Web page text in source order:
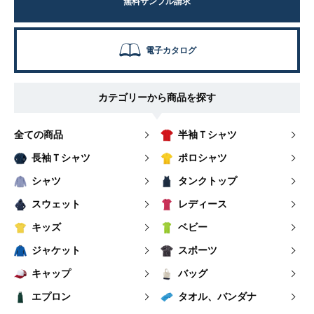
電子カタログ
カテゴリーから商品を探す
全ての商品 半袖Ｔシャツ
長袖Ｔシャツ ポロシャツ
シャツ タンクトップ
スウェット レディース
キッズ ベビー
ジャケット スポーツ
キャップ バッグ
エプロン タオル、バンダナ